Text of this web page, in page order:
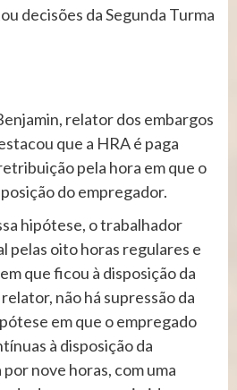
decisões da Segunda Turma
relator dos embargos
que a HRA é paga
pela hora em que o
do empregador.
hipótese, o trabalhador
pelas oito horas regulares e
que ficou à disposição da
não há supressão da
em que o empregado
à disposição da
nove horas, com uma